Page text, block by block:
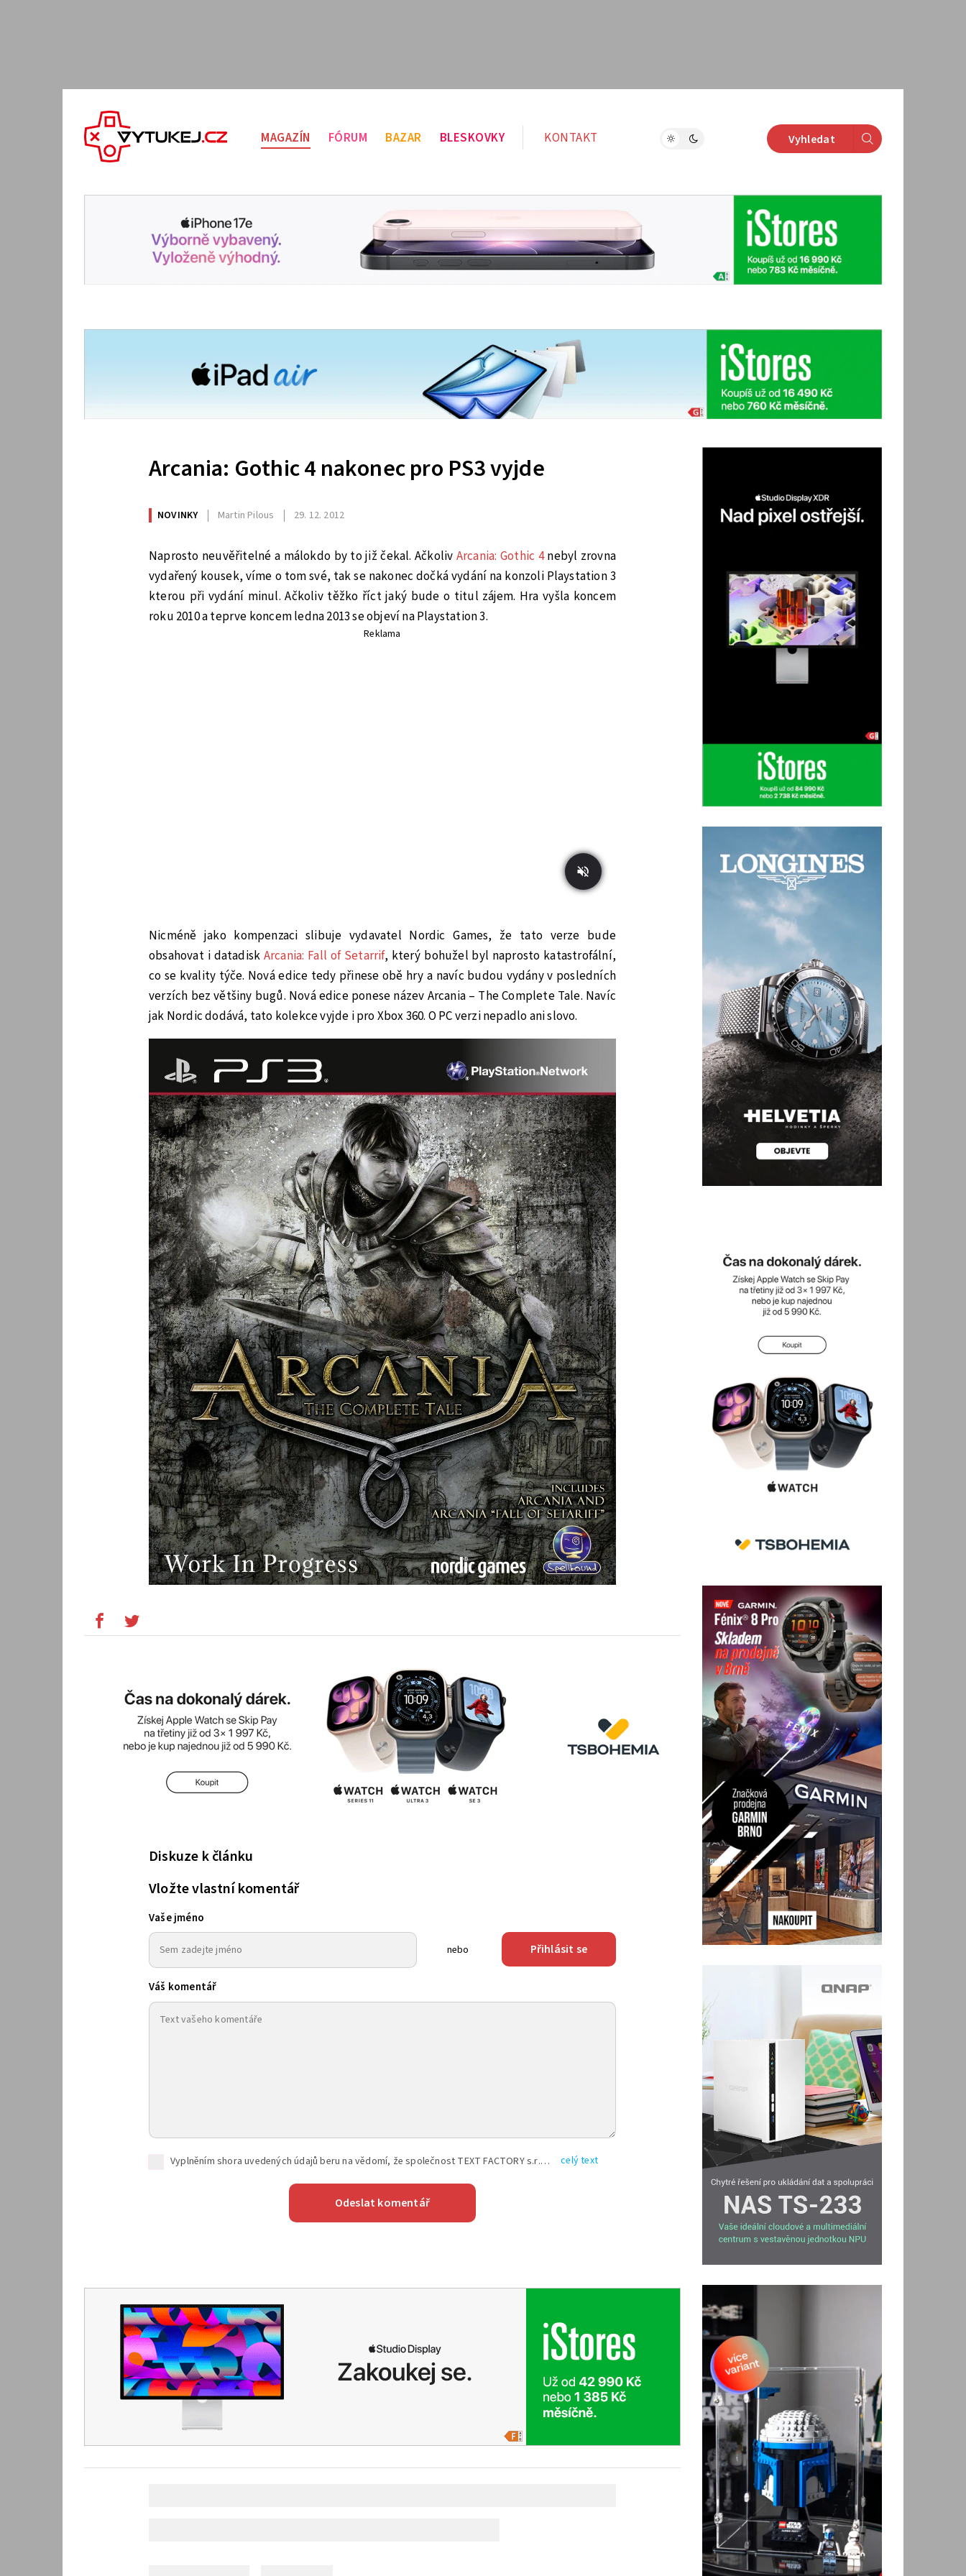
MAGAZÍN FÓRUM BAZAR BLESKOVKY KONTAKT Vyhledat
Arcania: Gothic 4 nakonec pro PS3 vyjde
NOVINKY Martin Pilous 29. 12. 2012
Naprosto neuvěřitelné a málokdo by to již čekal. Ačkoliv Arcania: Gothic 4nebyl zrovna
vydařený kousek, víme o tom své, tak se nakonec dočká vydání na konzoli Playstation 3
kterou při vydání minul. Ačkoliv těžko říct jaký bude o titul zájem. Hra vyšla koncem
roku 2010 a teprve koncem ledna 2013 se objeví na Playstation 3.
Reklama
Nicméně jako kompenzaci slibuje vydavatel Nordic Games, že tato verze bude
obsahovat i datadisk Arcania: Fall of Setarrif, který bohužel byl naprosto katastrofální,
co se kvality týče. Nová edice tedy přinese obě hry a navíc budou vydány v posledních
verzích bez většiny bugů. Nová edice ponese název Arcania – The Complete Tale. Navíc
jak Nordic dodává, tato kolekce vyjde i pro Xbox 360. O PC verzi nepadlo ani slovo.
Diskuze k článku
Vložte vlastní komentář
Vaše jméno
nebo Přihlásit se
Váš komentář
Vyplněním shora uvedených údajů beru na vědomí, že společnost TEXT FACTORY s.r.o., sídlem Brno, Durďákova 336/29, Černá Pole, PSČ: 613 00, IČ: 06157831, zapsané u Krajského soudu v Brně, oddíl C, vložka 100399, bude zpracovávat mé osobní údaje uvedené v rámci mnou vyplněného registračního formuláře na základě oprávněných zájmů TEXT FACTORY s.r.o. dle čl. 6 odst. 1 písm. f) GDPR a pro splnění právních povinností (čl. 6 odst. 1 písm. c) GDPR), a to pro tyto účely: nezbytnost zajistit oprávnění návštěvníka webových stránek provozovaných společností TEXT FACTORY s.r.o. přispívat aktivně ke zveřejněným článkům nebo v rámci diskusních fór a výkon práv TEXT FACTORY s.r.o. jako administrátora těchto diskusních fór. Více informací o zpracování osobních údajů a právech lze nalézt v celý text